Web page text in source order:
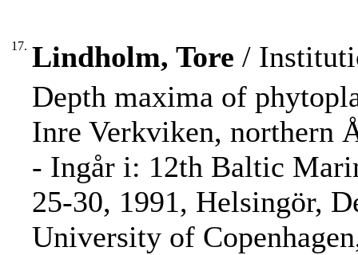
17. Lindholm, Tore /
Depth maxima of
Inre Verkviken, northern
- Ingår i: 12th Baltic
25-30, 1991, Helsingör,
University of